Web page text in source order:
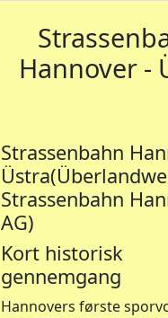
Hannover -
Strassenbahn
Strassenbahn
AG)
Kort historisk
gennemgang
Hannovers første